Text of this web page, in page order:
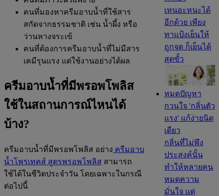
คนที่มองหาครีมอาบน้ำที่ใช้สาร
สกัดจากธรรมชาติ เช่น น้ำผึ้ง หรือ
ว่านหางจระเข้
คนที่ต้องการครีมอาบน้ำที่ไม่มีสาร
เคมีรุนแรง แต่ใช้งานอย่างได้ผล
ครีมอาบน้ำที่มีพรอพโพลิส
ใช้ในสถานการณ์ไหนได้
บ้าง?
ครีมอาบน้ำที่มีพรอพโพลิส อย่าง ครีมอาบ
น้ำโพรเทคส์ สูตรพรอพโพลิส สามารถ
ใช้ได้ในชีวิตประจำวัน โดยเฉพาะในกรณี
ต่อไปนี้
เหนอะหนะได้
อีกด้วย เพียง
ทาแป้งเย็นให้
ถูกจุด ก็เย็นได้
สุดขั้ว
หมดปัญหา
กวนใจ 'กลิ่นตัว
แรง' แก้ง่ายนิด
เดียว
กลิ่นที่ไม่พึง
ประสงค์นั้น
ทำให้หลายคน
หมดความ
มั่นใจ แต่